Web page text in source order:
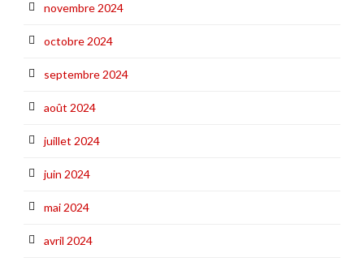
novembre 2024
octobre 2024
septembre 2024
août 2024
juillet 2024
juin 2024
mai 2024
avril 2024